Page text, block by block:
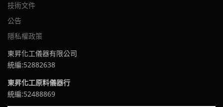
技術文件
公告
隱私權政策
東昇化工儀器有限公司
統編:52882638
東昇化工原料儀器行
統編:52488869